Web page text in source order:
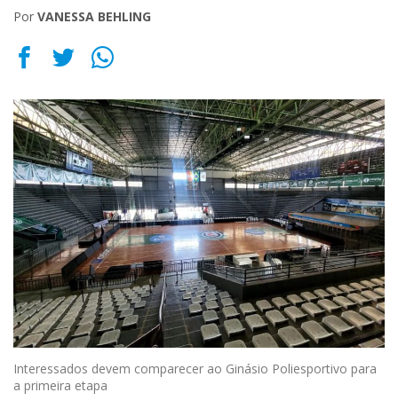
Por VANESSA BEHLING
Interessados devem comparecer ao Ginásio Poliesportivo para
a primeira etapa